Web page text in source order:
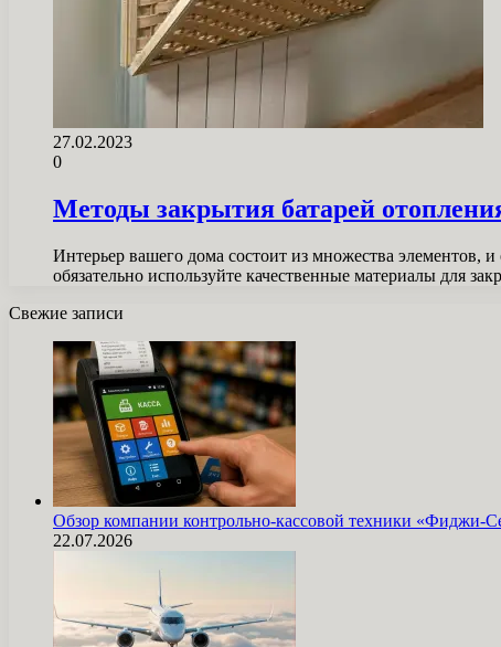
27.02.2023
0
Методы закрытия батарей
Интерьер вашего дома состоит из множества элементов,
обязательно используйте качественные материалы для
Свежие записи
Обзор компании контрольно-кассовой техники «Фиджи-
22.07.2026